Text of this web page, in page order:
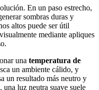
En un paso estrecho,
sombras duras y
altos puede ser útil
mediante apliques
una temperatura de
un ambiente cálido, y
un resultado más neutro y
luz neutra suave suele